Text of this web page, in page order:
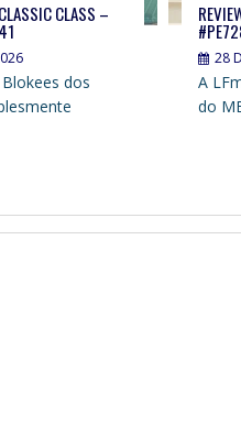
CLASS –
dos
28
A
do